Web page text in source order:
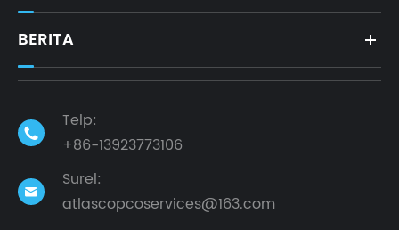
BERITA

Telp:
+86-13923773106

Surel:
atlascopcoservices@163.com